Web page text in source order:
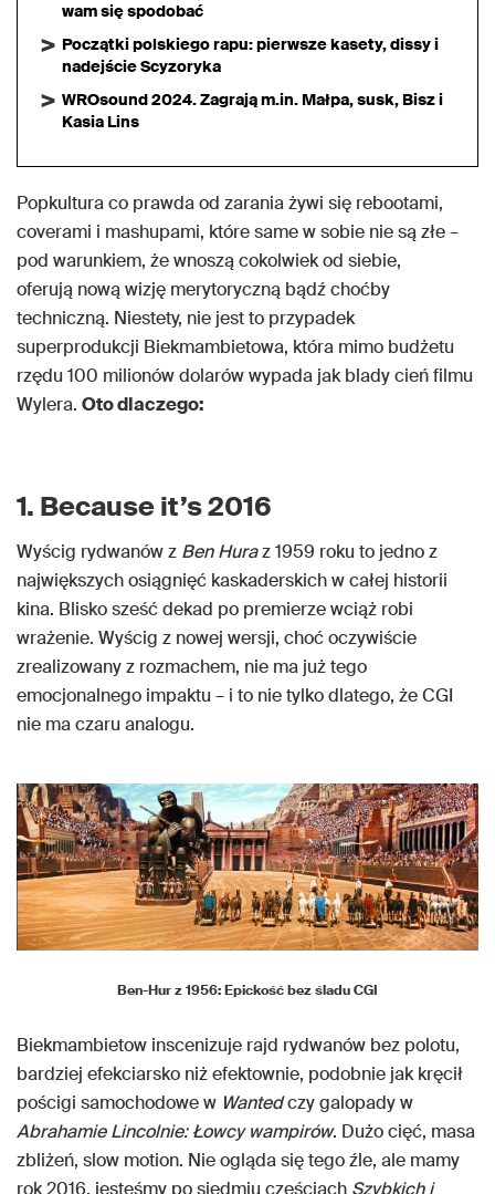
wam się spodobać
Początki polskiego rapu: pierwsze kasety, dissy i
nadejście Scyzoryka
WROsound 2024. Zagrają m.in. Małpa, susk, Bisz i
Kasia Lins
Popkultura co prawda od zarania żywi się rebootami,
coverami i mashupami, które same w sobie nie są złe –
pod warunkiem, że wnoszą cokolwiek od siebie,
oferują nową wizję merytoryczną bądź choćby
techniczną. Niestety, nie jest to przypadek
superprodukcji Biekmambietowa, która mimo budżetu
rzędu 100 milionów dolarów wypada jak blady cień filmu
Wylera. Oto dlaczego:
1. Because it’s 2016
Wyścig rydwanów z Ben Huraz 1959 roku to jedno z
największych osiągnięć kaskaderskich w całej historii
kina. Blisko sześć dekad po premierze wciąż robi
wrażenie. Wyścig z nowej wersji, choć oczywiście
zrealizowany z rozmachem, nie ma już tego
emocjonalnego impaktu – i to nie tylko dlatego, że CGI
nie ma czaru analogu.
Ben-Hur z 1956: Epickość bez śladu CGI
Biekmambietow inscenizuje rajd rydwanów bez polotu,
bardziej efekciarsko niż efektownie, podobnie jak kręcił
pościgi samochodowe w Wantedczy galopady w
Abrahamie Lincolnie: Łowcy wampirów. Dużo cięć, masa
zbliżeń, slow motion. Nie ogląda się tego źle, ale mamy
rok 2016, jesteśmy po siedmiu częściach Szybkich i